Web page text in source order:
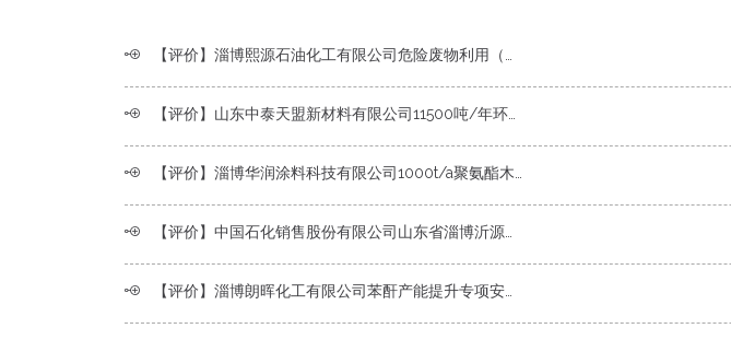
【评价】淄博熙源石油化工有限公司危险废物利用（苯乙烯回收）机械化、自动化改造项目安全专项评价
【评价】山东中泰天盟新材料有限公司11500吨/年环保制冷剂混配生产、分装项目（二期）安全预评
【评价】淄博华润涂料科技有限公司1000t/a聚氨酯木器漆、500t/a7110甲聚氨酯固化剂、500t/a涂料用稀释剂项目安全现状评价
【评价】中国石化销售股份有限公司山东省淄博沂源第二十五加油站经营危险化学品项目安全现状评价
【评价】淄博朗晖化工有限公司苯酐产能提升专项安全评价